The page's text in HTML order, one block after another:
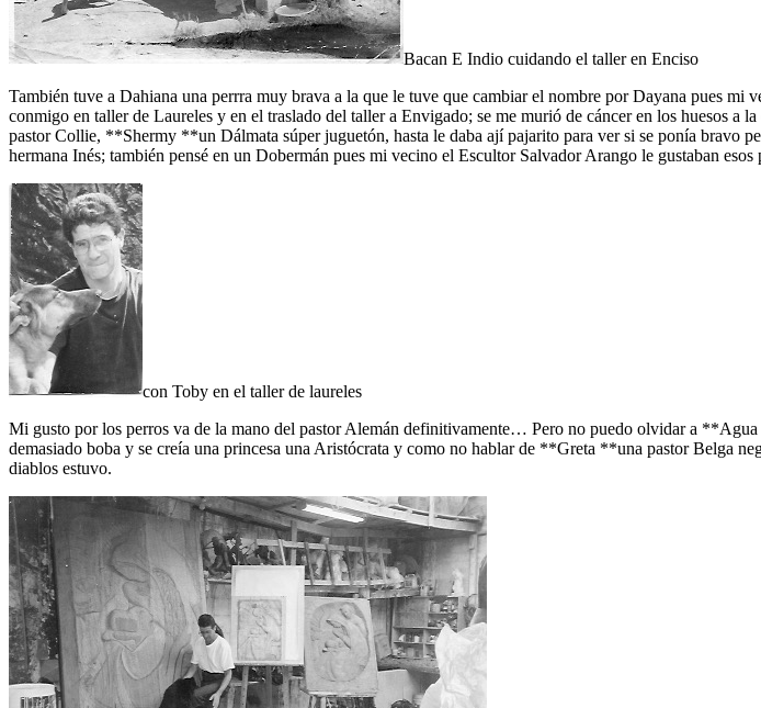
Bacan E Indio cuidando el taller en Enciso
También tuve a Dahiana una perrra muy brava a la que le tuve que cambiar el nombre por Dayana pues
conmigo en taller de Laureles y en el traslado del taller a Envigado; se me murió de cáncer en los huesos
pastor Collie, **Shermy **un Dálmata súper juguetón, hasta le daba ají pajarito para ver si se ponía
hermana Inés; también pensé en un Dobermán pues mi vecino el Escultor Salvador Arango le gustaban
con Toby en el taller de laureles
Mi gusto por los perros va de la mano del pastor Alemán definitivamente… Pero no puedo olvidar a
demasiado boba y se creía una princesa una Aristócrata y como no hablar de **Greta **una pastor Belga
diablos estuvo.